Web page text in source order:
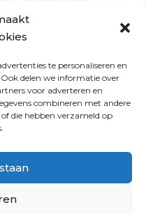
te personaliseren en
delen we informatie over
voor adverteren en
combineren met andere
die hebben verzameld op